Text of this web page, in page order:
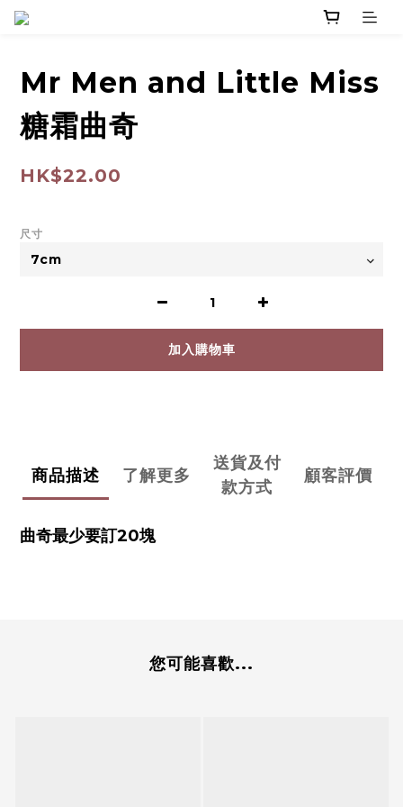
Mr Men and Little Miss
糖霜曲奇
HK$22.00
尺寸
加入購物車
商品描述 了解更多
送貨及付
款方式
顧客評價
曲奇最少要訂20塊
您可能喜歡...